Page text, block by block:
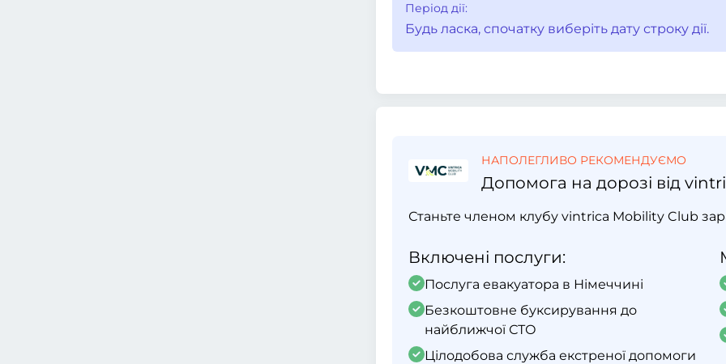
Період дії:
Будь ласка, спочатку виберіть дату строку дії.
НАПОЛЕГЛИВО РЕКОМЕНДУЄМО
Допомога на дорозі від
Станьте членом клубу vintrica Mobility Club
Включені послуги:
Послуга евакуатора в Німеччині
Безкоштовне буксирування до
найближчої СТО
Цілодобова служба екстреної допомоги